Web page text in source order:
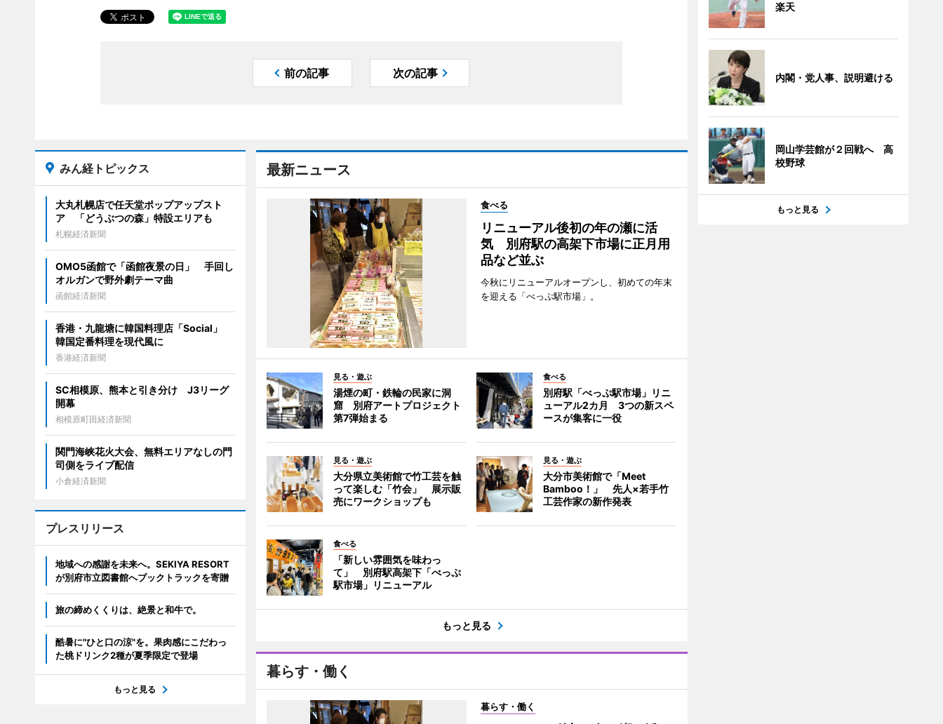
前の記事 次の記事
最新ニュース
食べる
リニューアル後初の年の瀬に活
気 別府駅の高架下市場に正月用
品など並ぶ
今秋にリニューアルオープンし、初めての年末
を迎える「べっぷ駅市場」。
見る・遊ぶ
湯煙の町・鉄輪の民家に洞
窟 別府アートプロジェクト
第7弾始まる
食べる
別府駅「べっぷ駅市場」リニ
ューアル2カ月 3つの新スペ
ースが集客に一役
見る・遊ぶ
大分県立美術館で竹工芸を触
って楽しむ「竹会」 展示販
売にワークショップも
見る・遊ぶ
大分市美術館で「Meet
Bamboo！」 先人×若手竹
工芸作家の新作発表
食べる
「新しい雰囲気を味わっ
て」 別府駅高架下「べっぷ
駅市場」リニューアル
もっと見る
暮らす・働く
暮らす・働く
みん経トピックス
大丸札幌店で任天堂ポップアップスト
ア 「どうぶつの森」特設エリアも
札幌経済新聞
OMO5函館で「函館夜景の日」 手回し
オルガンで野外劇テーマ曲
函館経済新聞
香港・九龍塘に韓国料理店「Social」
韓国定番料理を現代風に
香港経済新聞
SC相模原、熊本と引き分け J3リーグ
開幕
相模原町田経済新聞
関門海峡花火大会、無料エリアなしの門
司側をライブ配信
小倉経済新聞
プレスリリース
地域への感謝を未来へ。SEKIYA RESORT
が別府市立図書館へブックトラックを寄贈
旅の締めくくりは、絶景と和牛で。
酷暑に"ひと口の涼"を。果肉感にこだわっ
た桃ドリンク2種が夏季限定で登場
もっと見る
楽天
内閣・党人事、説明避ける
岡山学芸館が２回戦へ 高
校野球
もっと見る